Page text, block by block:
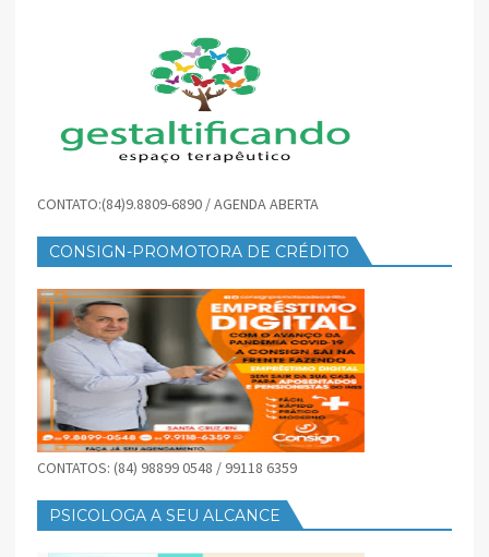
CONTATO:(84)9.8809-6890 / AGENDA ABERTA
CONSIGN-PROMOTORA DE CRÉDITO
CONTATOS: (84) 98899 0548 / 99118 6359
PSICOLOGA A SEU ALCANCE